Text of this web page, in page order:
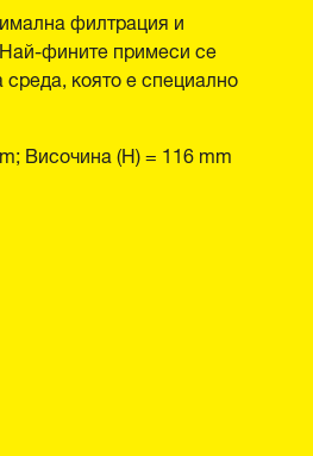
филтрация и
фините примеси се
която е специално
Височина (H) = 116 mm